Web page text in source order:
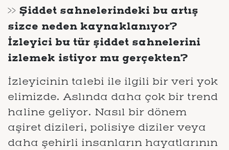
>> Şiddet sahnelerindeki bu artış
sizce neden kaynaklanıyor?
İzleyici bu tür şiddet sahnelerini
izlemek istiyor mu gerçekten?
İzleyicinin talebi ile ilgili bir veri yok
elimizde. Aslında daha çok bir trend
haline geliyor. Nasıl bir dönem
aşiret dizileri, polisiye diziler veya
daha şehirli insanların hayatlarının